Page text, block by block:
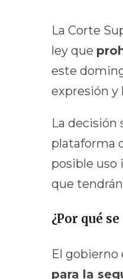
La Corte
ley que
este
expresión y
La decisión
plataforma
posible uso
que
¿Por qué
El
para la